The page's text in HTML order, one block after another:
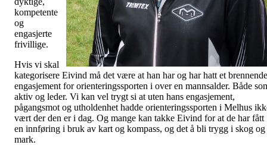
kompetente
og
engasjerte
frivillige.
Hvis vi skal
kategorisere Eivind må det være at han har og har hatt et brennende
engasjement for orienteringssporten i over en mannsalder. Både
aktiv og leder. Vi kan vel trygt si at uten hans engasjement,
pågangsmot og utholdenhet hadde orienteringssporten i Melhus
vært der den er i dag. Og mange kan takke Eivind for at de har fått
en innføring i bruk av kart og kompass, og det å bli trygg i skog og
mark.